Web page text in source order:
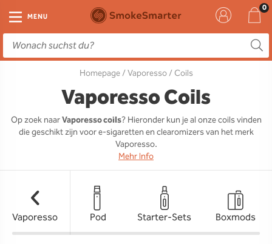
MENU E-Zigarette
E-Zigaretten Starter-Sets
Clearomizer
Coils
Einweg
Einweg Vape
Einweg Pod Akku
Liquids
E-Liquid
Base
Zubehör
Clearomizer
Driptips
Akkus
Ladegeräte
Ersatzgläser
DIY
Aromen
Wick & Coils
Liquid Flaschen
Homepage/Vaporesso/ Coils
Vaporesso Coils
Op zoek naarVaporesso coils? Hieronder kun je al onze coils vinden
die geschikt zijn voor e-sigaretten en clearomizers van het merk
Vaporesso.
Mehr Info
Vaporesso Pod Starter-Sets Boxmods